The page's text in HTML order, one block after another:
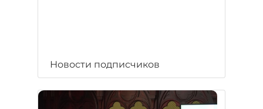
Новости подписчиков